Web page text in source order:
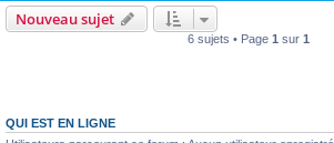
Nouveau sujet
6 sujets • Page 1 sur 1
QUI EST EN LIGNE